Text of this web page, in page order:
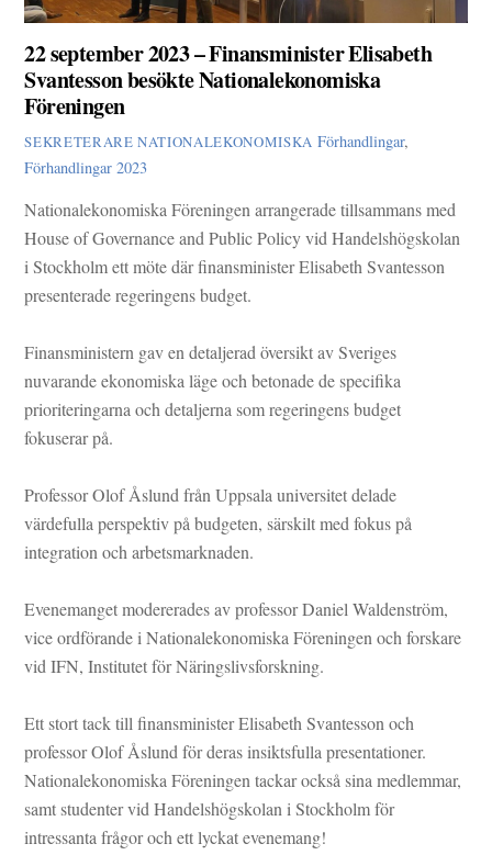
22 september 2023 – Finansminister Elisabeth
Svantesson besökte Nationalekonomiska
Föreningen
SEKRETERARE NATIONALEKONOMISKA Förhandlingar,
Förhandlingar 2023
Nationalekonomiska Föreningen arrangerade tillsammans med
House of Governance and Public Policy vidHandelshögskolan
i Stockholmett möte där finansministerElisabeth Svantesson
presenterade regeringens budget.
Finansministern gav en detaljerad översikt av Sveriges
nuvarande ekonomiska läge och betonade de specifika
prioriteringarna och detaljerna som regeringens budget
fokuserar på.
Professor Olof Åslund frånUppsala universitetdelade
värdefulla perspektiv på budgeten, särskilt med fokus på
integration och arbetsmarknaden.
Evenemanget modererades av professor Daniel Waldenström,
vice ordförande i Nationalekonomiska Föreningen och forskare
vidIFN, Institutet för Näringslivsforskning.
Ett stort tack till finansminister Elisabeth Svantesson och
professor Olof Åslund för deras insiktsfulla presentationer.
Nationalekonomiska Föreningen tackar också sina medlemmar,
samt studenter vid Handelshögskolan i Stockholm för
intressanta frågor och ett lyckat evenemang!